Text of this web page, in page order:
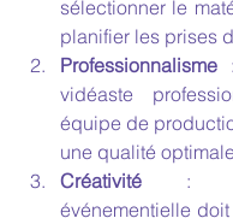
sélectionner le
planifier les prises
Professionnalisme
vidéaste
équipe de
une qualité
Créativité :
événementielle